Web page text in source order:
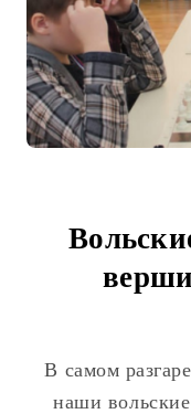
В самом разгаре зимнего шахматного сезона
наши